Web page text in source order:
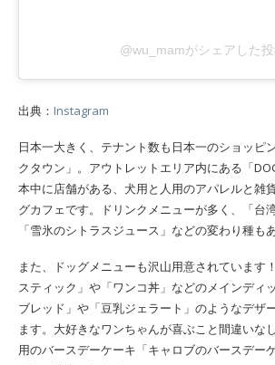
@wu_mamがシェアした
出典： Instagram
日本一大きく、テナント数も日本一のショッピ
クタウン」。アウトレットエリア内にある「
本中に店舗がある、犬用と人用のアパレルと雑
グカフェです。ドリンクメニューが多く、「台
「雪氷のシトラスジュース」などの変わり種も
また、ドッグメニューも沢山用意されています
スティック」や「ワンコ丼」などのメインディ
ブレッド」や「豆乳ジェラート」のようなデザ
ます。大好きなワンちゃんが喜ぶこと間違いな
用のバースデーケーキ「キャロブのバースデー